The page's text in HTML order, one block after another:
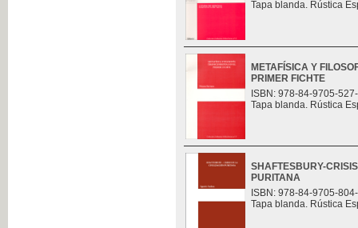
Tapa blanda. Rústica
METAFÍSICA Y
PRIMER FICHTE
ISBN: 978-84-9705-
Tapa blanda. Rústica
SHAFTESBURY-
PURITANA
ISBN: 978-84-9705-
Tapa blanda. Rústica